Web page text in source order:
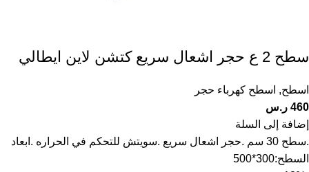
سطح 2 ع حجر اشعال سريع كتشن لاين ايطالي
اسطح, اسطح كهرباء حجر
460 ر.س
إضافة إلى السلة
.سطح 30 سم .حجر اشعال سريع .سويتش للتحكم في الحراره .ابعاد
السطح:300*500